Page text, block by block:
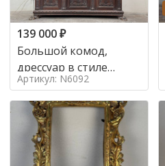
139 000₽
Большой комод,
дрессуар в стиле
ренессанс,
Артикул: N6092